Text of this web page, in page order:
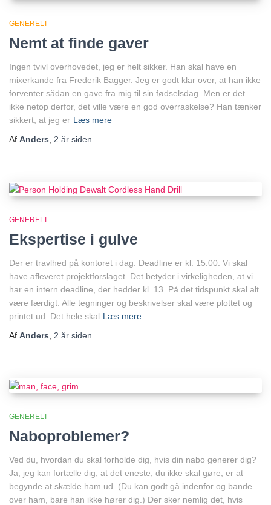
GENERELT
Nemt at finde gaver
Ingen tvivl overhovedet, jeg er helt sikker. Han skal have en
mixerkande fra Frederik Bagger. Jeg er godt klar over, at han ikke
forventer sådan en gave fra mig til sin fødselsdag. Men er det
ikke netop derfor, det ville være en god overraskelse? Han tænker
sikkert, at jeg er Læs mere
Af Anders 2 år siden
GENERELT
Ekspertise i gulve
Der er travlhed på kontoret i dag. Deadline er kl. 15:00. Vi skal
have afleveret projektforslaget. Det betyder i virkeligheden, at vi
har en intern deadline, der hedder kl. 13. På det tidspunkt skal alt
være færdigt. Alle tegninger og beskrivelser skal være plottet og
printet ud. Det hele skal Læs mere
Af Anders, 2 år siden
GENERELT
Naboproblemer?
Ved du, hvordan du skal forholde dig, hvis din nabo generer dig?
Ja, jeg kan fortælle dig, at det eneste, du ikke skal gøre, er at
begynde at skælde ham ud. (Du kan godt gå indenfor og bande
over ham, bare han ikke hører dig.) Der sker nemlig det, hvis